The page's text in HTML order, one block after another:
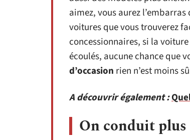
aimez, vous aurez
voitures que vous trouverez
concessionnaires, si la
écoulés, aucune chance que
d’occasion rien n’est moins
A découvrir également :
On conduit